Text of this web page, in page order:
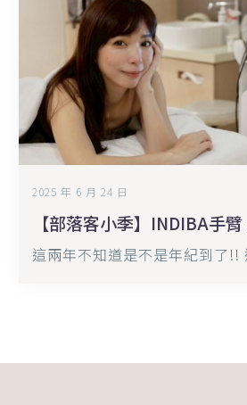
季】
手
臂
大
腿
分
享
2025 年 6 月 24 日
【部落客小季】INDIBA手
這兩年不知道是不是年紀到了